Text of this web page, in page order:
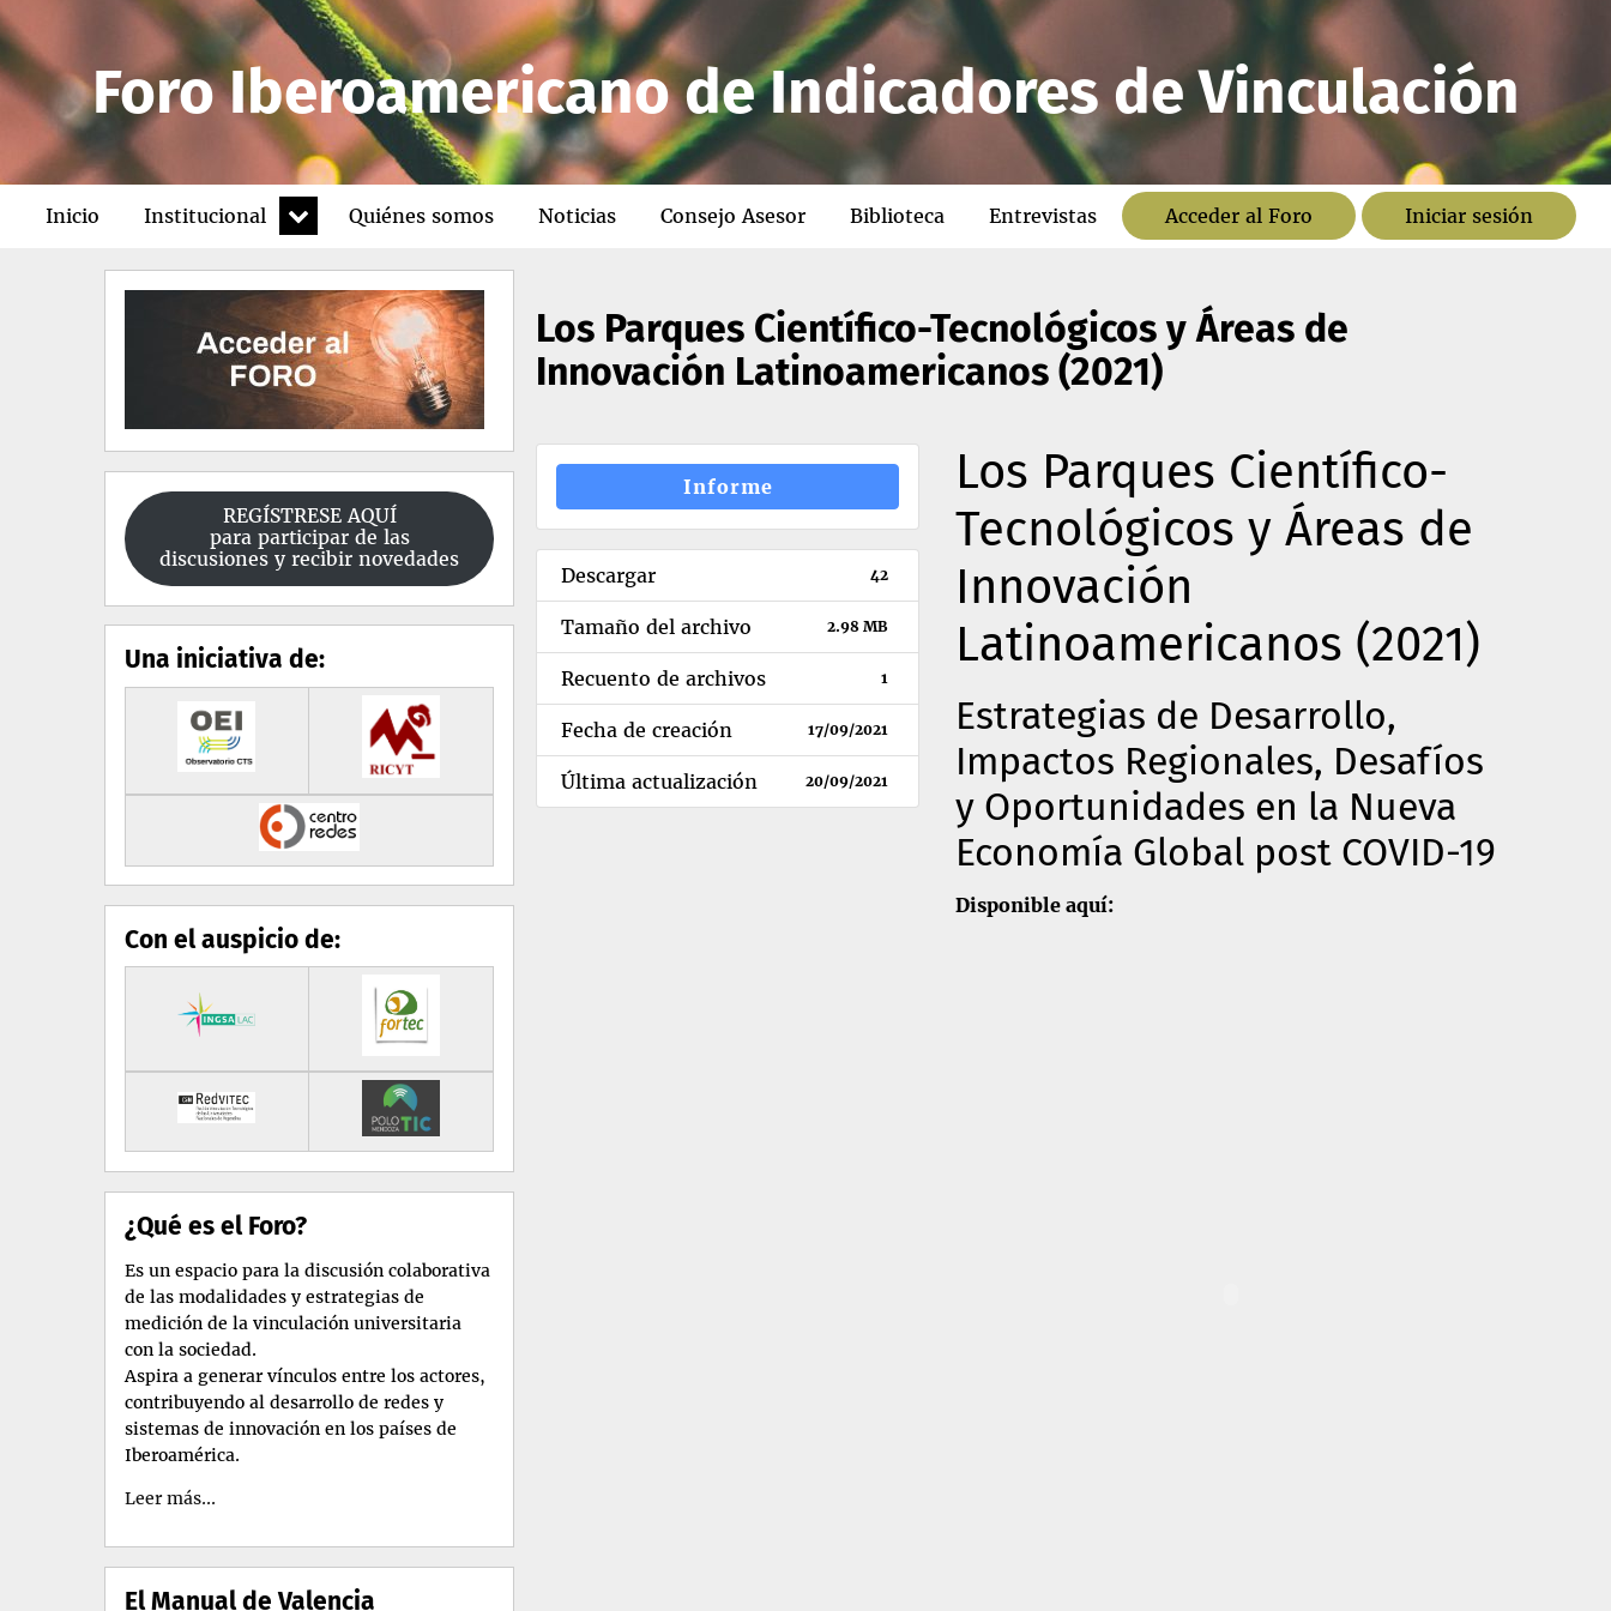
Foro Iberoamericano de Indicadores de Vinculación
Inicio Institucional
expand
childQuiénes somos Noticias Consejo Asesor Biblioteca Entrevistas Acceder al Foro Iniciar sesión
Los Parques Científico-Tecnológicos y Áreas de
Innovación Latinoamericanos (2021)
Informe
Descargar 42
Tamaño del archivo 2.98 MB
Recuento de archivos 1
Fecha de creación 17/09/2021
Última actualización 20/09/2021
Los Parques Científico-
Tecnológicos y Áreas de
Innovación
Latinoamericanos (2021)
Estrategias de Desarrollo,
Impactos Regionales, Desafíos
y Oportunidades en la Nueva
Economía Global post COVID-19
Disponible aquí:
REGÍSTRESE AQUÍ
para participar de las
discusiones y recibir novedades
Una iniciativa de:
Con el auspicio de:
¿Qué es el Foro?
Es un espacio para la discusión colaborativa
de las modalidades y estrategias de
medición de la vinculación universitaria
con la sociedad.
Aspira a generar vínculos entre los actores,
contribuyendo al desarrollo de redes y
sistemas de innovación en los países de
Iberoamérica.
Leer más...
El Manual de Valencia